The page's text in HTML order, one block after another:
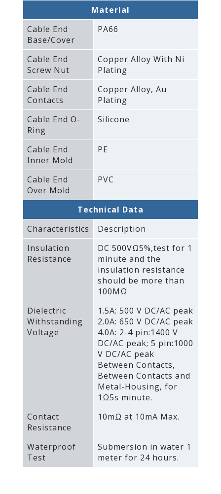
Material
Cable End
Base/Cover
PA66
Cable End
Screw Nut
Copper Alloy With Ni
Plating
Cable End
Contacts
Copper Alloy‚ Au
Plating
Cable End O-
Ring
Silicone
Cable End
Inner Mold
PE
Cable End
Over Mold
PVC
Technical Data
Characteristics
Description
Insulation
Resistance
DC 500VΩ5%‚test for 1
minute and the
insulation resistance
should be more than
100MΩ
Dielectric
Withstanding
Voltage
1.5A: 500 V DC/AC peak
2.0A: 650 V DC/AC peak
4.0A: 2-4 pin:1400 V
DC/AC peak; 5 pin:1000
V DC/AC peak
Between Contacts‚
Between Contacts and
Metal-Housing‚ for
1Ω5s minute.
Contact
Resistance
10mΩ at 10mA Max.
Waterproof
Test
Submersion in water 1
meter for 24 hours.